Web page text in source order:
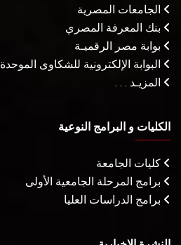
الجامعات المصرية
بنك المعرفة المصري
بوابة مصر الرقميـة
البوابة الإلكترونية للشكاوى الموحدة
المزيـد . . .
الكليات و البرامج النوعية
كليات الجامعة
برامج المرحلة الجامعية الأولى
برامج الدراسات العليا